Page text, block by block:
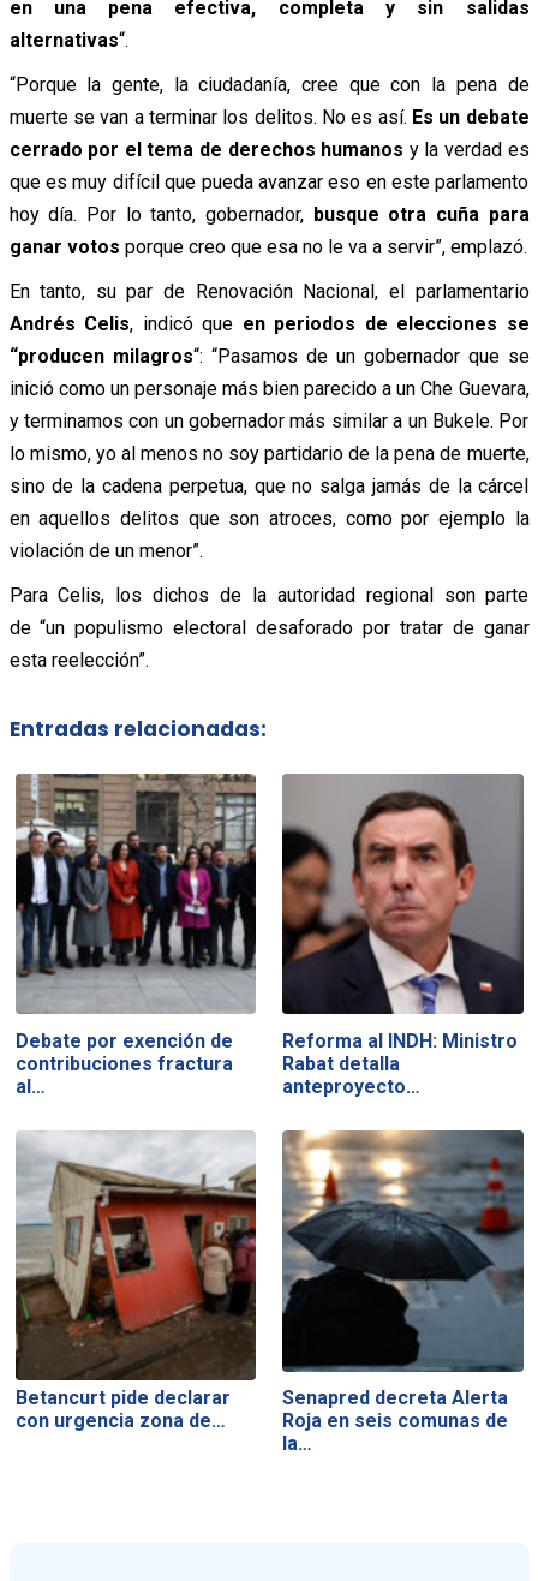
en una pena efectiva, completa y sin salidas
alternativas“.
“Porque la gente, la ciudadanía, cree que con la pena de
muerte se van a terminar los delitos. No es así. Es un debate
cerrado por el tema de derechos humanos y la verdad es
que es muy difícil que pueda avanzar eso en este parlamento
hoy día. Por lo tanto, gobernador, busque otra cuña para
ganar votos porque creo que esa no le va a servir”, emplazó.
En tanto, su par de Renovación Nacional, el parlamentario
Andrés Celis, indicó que en periodos de elecciones se
“producen milagros“: “Pasamos de un gobernador que se
inició como un personaje más bien parecido a un Che Guevara,
y terminamos con un gobernador más similar a un Bukele. Por
lo mismo, yo al menos no soy partidario de la pena de muerte,
sino de la cadena perpetua, que no salga jamás de la cárcel
en aquellos delitos que son atroces, como por ejemplo la
violación de un menor”.
Para Celis, los dichos de la autoridad regional son parte
de “un populismo electoral desaforado por tratar de ganar
esta reelección”.
Entradas relacionadas:
Debate por exención de
contribuciones fractura
al…
Reforma al INDH: Ministro
Rabat detalla
anteproyecto…
Betancurt pide declarar
con urgencia zona de…
Senapred decreta Alerta
Roja en seis comunas de
la…